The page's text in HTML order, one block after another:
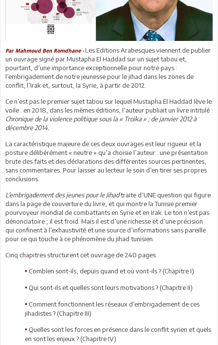
Par Mahmoud Ben Romdhane -Les Editions Arabesques viennent de publier
un ouvrage signé par Mustapha El Haddad sur un sujet tabou et,
pourtant, d’une importance exceptionnelle pour notre pays :
l’embrigadement de notre jeunesse pour le jihad dans les zones de
conflit, l’Irak et, surtout, la Syrie, à partir de 2012.
Ce n’est pas le premier sujet tabou sur lequel Mustapha El Haddad lève le
voile : en 2018, dans les mêmes éditions, l’auteur publiait un livre intitulé :
Chronique de la violence politique sous la « Troïka » ; de janvier 2012 à
décembre 2014.
La caractéristique majeure de ces deux ouvrages est leur rigueur et la
posture délibérément « neutre » qu’a choisie l’auteur : une présentation
brute des faits et des déclarations des différentes sources pertinentes,
sans commentaires. Pour laisser au lecteur le soin d’en tirer ses propres
conclusions.
L’embrigadement des jeunes pour le Jihadtraite d’UNE question qui figure
dans la page de couverture du livre, et qui montre la Tunisie premier
pourvoyeur mondial de combattants en Syrie et en Irak. Le ton n’est pas
dénonciatoire ; il est froid. Mais il est d’une richesse et d’une précision
qui confinent à l’exhaustivité et une source d’informations sans pareille
pour ce qui touche à ce phénomène du jihad tunisien.
Cinq chapitres structurent cet ouvrage de 240 pages:
• Combien sont-ils, depuis quand et où vont-ils ? (Chapitre I)
• Qui sont-ils et quelles sont leurs motivations ? (Chapitre II)
• Comment fonctionnent les réseaux d’embrigadement de ces
jihadistes ? (Chapitre III)
• Quelles sont les forces en présence dans le conflit syrien et quels
en sont les enjeux ? (Chapitre IV)